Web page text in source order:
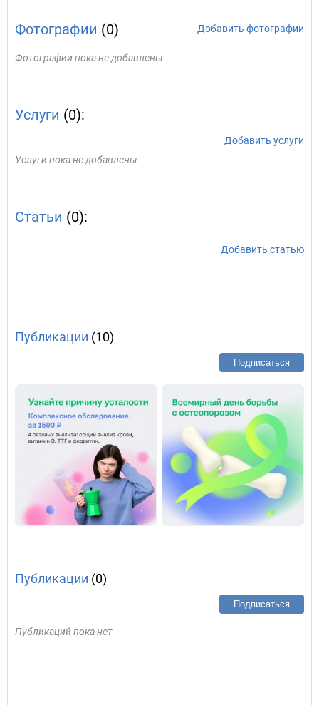
Фотографии (0) Добавить фотографии
Фотографии пока не добавлены
Услуги (0):
Добавить услуги
Услуги пока не добавлены
Статьи (0):
Добавить статью
Публикации (10)
Подписаться
Публикации (0)
Подписаться
Публикаций пока нет